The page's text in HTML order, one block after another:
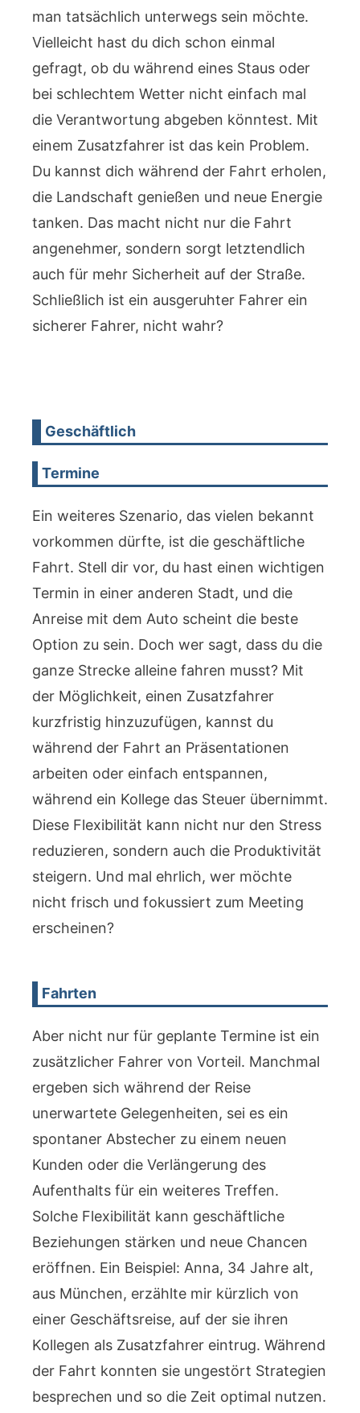
man tatsächlich unterwegs sein möchte.
Vielleicht hast du dich schon einmal
gefragt, ob du während eines Staus oder
bei schlechtem Wetter nicht einfach mal
die Verantwortung abgeben könntest. Mit
einem Zusatzfahrer ist das kein Problem.
Du kannst dich während der Fahrt erholen,
die Landschaft genießen und neue Energie
tanken. Das macht nicht nur die Fahrt
angenehmer, sondern sorgt letztendlich
auch für mehr Sicherheit auf der Straße.
Schließlich ist ein ausgeruhter Fahrer ein
sicherer Fahrer, nicht wahr?
Geschäftlich
Termine
Ein weiteres Szenario, das vielen bekannt
vorkommen dürfte, ist die geschäftliche
Fahrt. Stell dir vor, du hast einen wichtigen
Termin in einer anderen Stadt, und die
Anreise mit dem Auto scheint die beste
Option zu sein. Doch wer sagt, dass du die
ganze Strecke alleine fahren musst? Mit
der Möglichkeit, einen Zusatzfahrer
kurzfristig hinzuzufügen, kannst du
während der Fahrt an Präsentationen
arbeiten oder einfach entspannen,
während ein Kollege das Steuer übernimmt.
Diese Flexibilität kann nicht nur den Stress
reduzieren, sondern auch die Produktivität
steigern. Und mal ehrlich, wer möchte
nicht frisch und fokussiert zum Meeting
erscheinen?
Fahrten
Aber nicht nur für geplante Termine ist ein
zusätzlicher Fahrer von Vorteil. Manchmal
ergeben sich während der Reise
unerwartete Gelegenheiten, sei es ein
spontaner Abstecher zu einem neuen
Kunden oder die Verlängerung des
Aufenthalts für ein weiteres Treffen.
Solche Flexibilität kann geschäftliche
Beziehungen stärken und neue Chancen
eröffnen. Ein Beispiel: Anna, 34 Jahre alt,
aus München, erzählte mir kürzlich von
einer Geschäftsreise, auf der sie ihren
Kollegen als Zusatzfahrer eintrug. Während
der Fahrt konnten sie ungestört Strategien
besprechen und so die Zeit optimal nutzen.